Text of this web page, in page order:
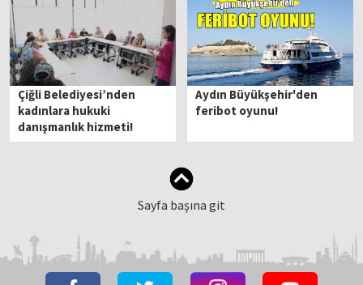
Çiğli Belediyesi’nden
kadınlara hukuki
danışmanlık hizmeti!
Aydın Büyükşehir'den
feribot oyunu!
Sayfa başına git